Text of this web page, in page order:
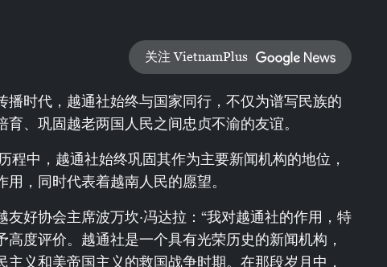
关注 VietnamPlus
播时代，越通社始终与国家同行，不仅为谱写民族的
、巩固越老两国人民之间忠贞不渝的友谊。
程中，越通社始终巩固其作为主要新闻机构的地位，
，同时代表着越南人民的愿望。
好协会主席波万坎·冯达拉：“我对越通社的作用，特
高度评价。越通社是一个具有光荣历史的新闻机构，
义和美帝国主义的救国战争时期。在那段岁月中，